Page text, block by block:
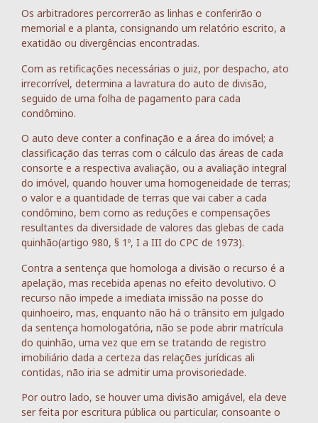
Os arbitradores percorrerão as linhas e conferirão o
memorial e a planta, consignando um relatório escrito, a
exatidão ou divergências encontradas.
Com as retificações necessárias o juiz, por despacho, ato
irrecorrível, determina a lavratura do auto de divisão,
seguido de uma folha de pagamento para cada
condômino.
O auto deve conter a confinação e a área do imóvel; a
classificação das terras com o cálculo das áreas de cada
consorte e a respectiva avaliação, ou a avaliação integral
do imóvel, quando houver uma homogeneidade de terras;
o valor e a quantidade de terras que vai caber a cada
condômino, bem como as reduções e compensações
resultantes da diversidade de valores das glebas de cada
quinhão(artigo 980, § 1º, I a III do CPC de 1973).
Contra a sentença que homologa a divisão o recurso é a
apelação, mas recebida apenas no efeito devolutivo. O
recurso não impede a imediata imissão na posse do
quinhoeiro, mas, enquanto não há o trânsito em julgado
da sentença homologatória, não se pode abrir matrícula
do quinhão, uma vez que em se tratando de registro
imobiliário dada a certeza das relações jurídicas ali
contidas, não iria se admitir uma provisoriedade.
Por outro lado, se houver uma divisão amigável, ela deve
ser feita por escritura pública ou particular, consoante o